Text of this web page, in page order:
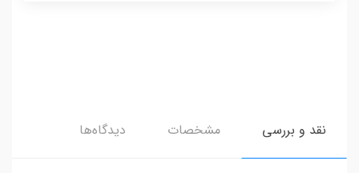
نقد و بررسی مشخصات دیدگاه‌ها